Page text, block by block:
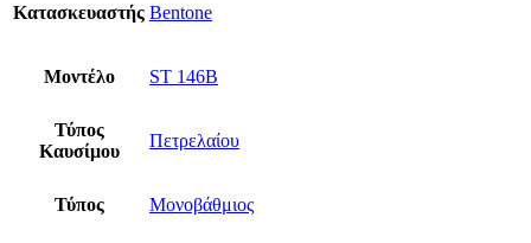
Κατασκευαστής Bentone
Μοντέλο ST 146B
Τύπος
Καυσίμου
Πετρελαίου
Τύπος Μονοβάθμιος